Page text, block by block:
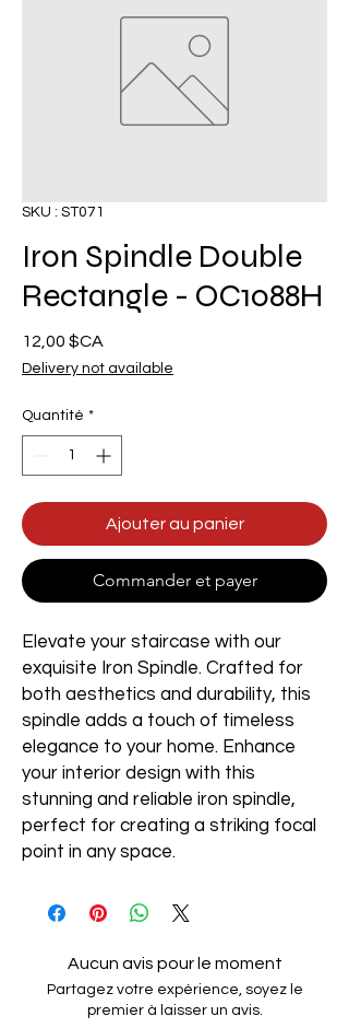
SKU : ST071
Iron Spindle Double
Rectangle - OC1088H
12,00 $CA
Delivery not available
Quantité *
Ajouter au panier
Commander et payer
Elevate your staircase with our
exquisite Iron Spindle. Crafted for
both aesthetics and durability, this
spindle adds a touch of timeless
elegance to your home. Enhance
your interior design with this
stunning and reliable iron spindle,
perfect for creating a striking focal
point in any space.
Aucun avis pour le moment
Partagez votre expérience, soyez le
premier à laisser un avis.